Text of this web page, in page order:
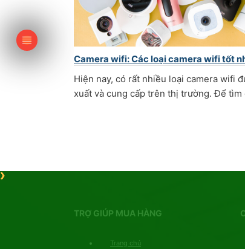
Camera wifi: Các loại camera wifi tốt
Hiện nay, có rất nhiều loại camera wifi
xuất và cung cấp trên thị trường. Để
TRỢ GIÚP MUA HÀNG
Trang chủ